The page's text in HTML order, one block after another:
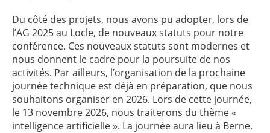
Du côté des projets, nous avons pu adopter, lors de
l’AG 2025 au Locle, de nouveaux statuts pour notre
conférence. Ces nouveaux statuts sont modernes et
nous donnent le cadre pour la poursuite de nos
activités. Par ailleurs, l’organisation de la prochaine
journée technique est déjà en préparation, que nous
souhaitons organiser en 2026. Lors de cette journée,
le 13 novembre 2026, nous traiterons du thème «
intelligence artificielle ». La journée aura lieu à Berne.